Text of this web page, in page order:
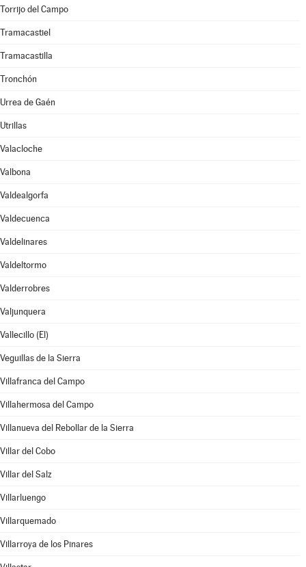
Torrijo del Campo
Tramacastiel
Tramacastilla
Tronchón
Urrea de Gaén
Utrillas
Valacloche
Valbona
Valdealgorfa
Valdecuenca
Valdelinares
Valdeltormo
Valderrobres
Valjunquera
Vallecillo (El)
Veguillas de la Sierra
Villafranca del Campo
Villahermosa del Campo
Villanueva del Rebollar de la Sierra
Villar del Cobo
Villar del Salz
Villarluengo
Villarquemado
Villarroya de los Pinares